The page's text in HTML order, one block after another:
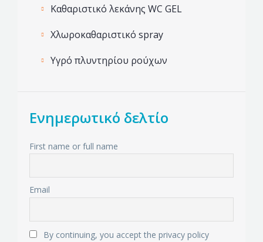
Καθαριστικό λεκάνης WC GEL
Χλωροκαθαριστικό spray
Υγρό πλυντηρίου ρούχων
Ενημερωτικό δελτίο
First name or full name
Email
By continuing, you accept the privacy policy